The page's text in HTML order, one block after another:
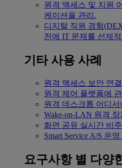
원격 액세스 및 지원
케이션을 관리.
디지털 직원 경험
전에 IT 문제를 선제
기타 사용 사례
원격 액세스 보안 연
원격 제어 플랫폼에
원격 데스크톱 어디서
Wake-on-LAN 원격 장
화면 공유 실시간 비
Smart Service A/S 운
요구사항 별 다양